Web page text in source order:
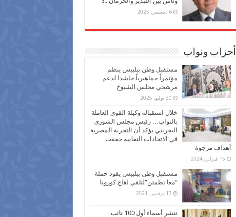
6 ديسمبر، 2025
أحزاب ونواب
مستقبل وطن ببلبيس ينظم
مؤتمراً جماهيرياً حاشدا لدعم
مرشحي مجلس الشيوخ
30 يوليو، 2025
خلال استقباله وكيلة القوي العاملة
بالنواب… رئيس مجلس الشورى
البحريني يؤكد أن التجربة المصرية
في الاتحادات النقابية حققت
أهداف مرجوة
15 فبراير، 2024
مستقبل وطن ببلبيس يقود حملة
“معا نطمئن”لتلقي لقاح كورونا
13 نوفمبر، 2021
ننشر أسماء أول 100 نائب